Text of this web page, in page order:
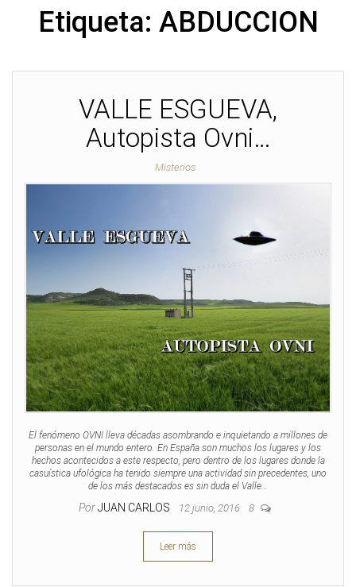
Etiqueta: ABDUCCION
VALLE ESGUEVA,
Autopista Ovni…
Misterios
El fenómeno OVNI lleva décadas asombrando e inquietando a millones de
personas en el mundo entero. En España son muchos los lugares y los
hechos acontecidos a este respecto, pero dentro de los lugares donde la
casuística ufológica ha tenido siempre una actividad sin precedentes, uno
de los más destacados es sin duda el Valle…
PorJUAN CARLOS 12 junio, 2016 8
Leer más